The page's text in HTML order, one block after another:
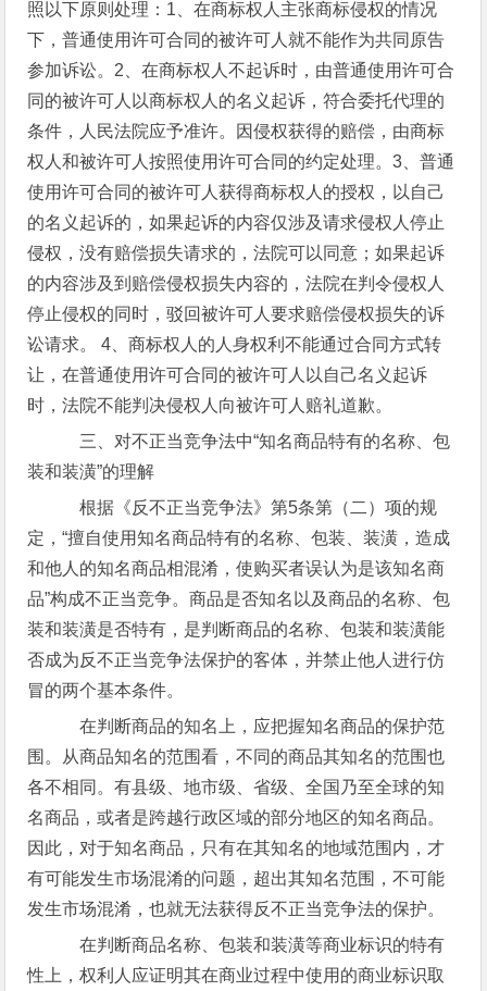
照以下原则处理：1、在商标权人主张商标侵权的情况
下，普通使用许可合同的被许可人就不能作为共同原告
参加诉讼。2、在商标权人不起诉时，由普通使用许可合
同的被许可人以商标权人的名义起诉，符合委托代理的
条件，人民法院应予准许。因侵权获得的赔偿，由商标
权人和被许可人按照使用许可合同的约定处理。3、普通
使用许可合同的被许可人获得商标权人的授权，以自己
的名义起诉的，如果起诉的内容仅涉及请求侵权人停止
侵权，没有赔偿损失请求的，法院可以同意；如果起诉
的内容涉及到赔偿侵权损失内容的，法院在判令侵权人
停止侵权的同时，驳回被许可人要求赔偿侵权损失的诉
讼请求。 4、商标权人的人身权利不能通过合同方式转
让，在普通使用许可合同的被许可人以自己名义起诉
时，法院不能判决侵权人向被许可人赔礼道歉。
三、对不正当竞争法中“知名商品特有的名称、包
装和装潢”的理解
根据《反不正当竞争法》第5条第（二）项的规
定，“擅自使用知名商品特有的名称、包装、装潢，造成
和他人的知名商品相混淆，使购买者误认为是该知名商
品”构成不正当竞争。商品是否知名以及商品的名称、包
装和装潢是否特有，是判断商品的名称、包装和装潢能
否成为反不正当竞争法保护的客体，并禁止他人进行仿
冒的两个基本条件。
在判断商品的知名上，应把握知名商品的保护范
围。从商品知名的范围看，不同的商品其知名的范围也
各不相同。有县级、地市级、省级、全国乃至全球的知
名商品，或者是跨越行政区域的部分地区的知名商品。
因此，对于知名商品，只有在其知名的地域范围内，才
有可能发生市场混淆的问题，超出其知名范围，不可能
发生市场混淆，也就无法获得反不正当竞争法的保护。
在判断商品名称、包装和装潢等商业标识的特有
性上，权利人应证明其在商业过程中使用的商业标识取